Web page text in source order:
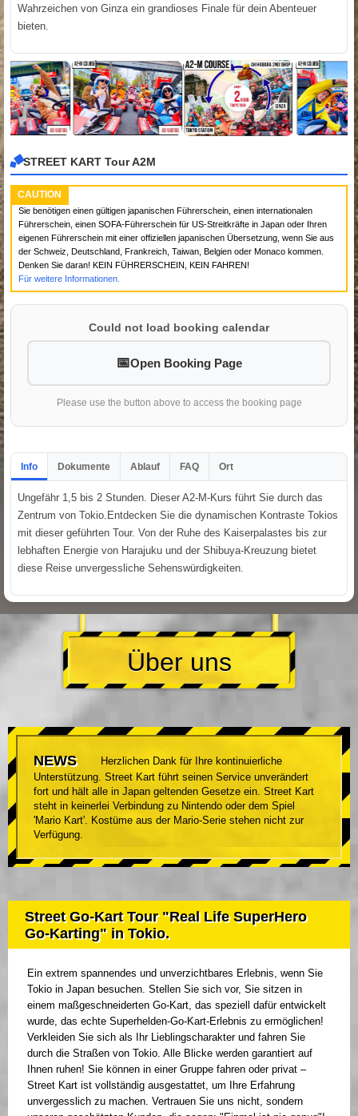
Wahrzeichen von Ginza ein grandioses Finale für dein Abenteuer
bieten.
STREET KART Tour A2M
CAUTION
Sie benötigen einen gültigen japanischen Führerschein, einen internationalen
Führerschein, einen SOFA-Führerschein für US-Streitkräfte in Japan oder Ihren
eigenen Führerschein mit einer offiziellen japanischen Übersetzung, wenn Sie aus
der Schweiz, Deutschland, Frankreich, Taiwan, Belgien oder Monaco kommen.
Denken Sie daran! KEIN FÜHRERSCHEIN, KEIN FAHREN!
Für weitere Informationen.
Could not load booking calendar
Open Booking Page
Please use the button above to access the booking page
Info Dokumente Ablauf FAQ Ort
Ungefähr 1,5 bis 2 Stunden. Dieser A2-M-Kurs führt Sie durch das
Zentrum von Tokio.Entdecken Sie die dynamischen Kontraste Tokios
mit dieser geführten Tour. Von der Ruhe des Kaiserpalastes bis zur
lebhaften Energie von Harajuku und der Shibuya-Kreuzung bietet
diese Reise unvergessliche Sehenswürdigkeiten.
Über uns
NEWS
Herzlichen Dank für Ihre kontinuierliche
Unterstützung. Street Kart führt seinen Service unverändert
fort und hält alle in Japan geltenden Gesetze ein. Street Kart
steht in keinerlei Verbindung zu Nintendo oder dem Spiel
'Mario Kart'. Kostüme aus der Mario-Serie stehen nicht zur
Verfügung.
Street Go-Kart Tour "Real Life SuperHero
Go-Karting" in Tokio.
Ein extrem spannendes und unverzichtbares Erlebnis, wenn Sie
Tokio in Japan besuchen. Stellen Sie sich vor, Sie sitzen in
einem maßgeschneiderten Go-Kart, das speziell dafür entwickelt
wurde, das echte Superhelden-Go-Kart-Erlebnis zu ermöglichen!
Verkleiden Sie sich als Ihr Lieblingscharakter und fahren Sie
durch die Straßen von Tokio. Alle Blicke werden garantiert auf
Ihnen ruhen! Sie können in einer Gruppe fahren oder privat –
Street Kart ist vollständig ausgestattet, um Ihre Erfahrung
unvergesslich zu machen. Vertrauen Sie uns nicht, sondern